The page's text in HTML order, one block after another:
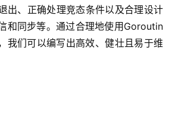
出、正确处理竞态条件以及合理设计
和同步等。通过合理地使用Goroutin
我们可以编写出高效、健壮且易于维